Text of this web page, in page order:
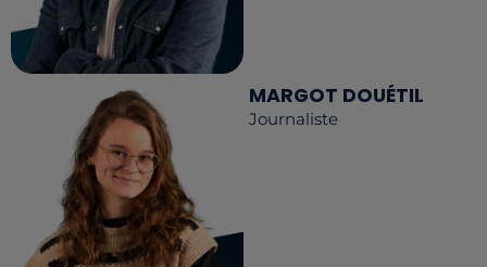
MARGOT DOUÉTIL
Journaliste